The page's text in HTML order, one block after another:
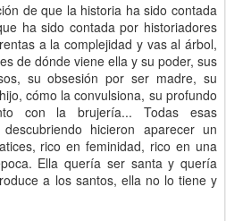
de que la historia ha sido contada
ha sido contada por historiadores
a la complejidad y vas al árbol,
de dónde viene ella y su poder, sus
su obsesión por ser madre, su
cómo la convulsiona, su profundo
con la brujería... Todas esas
hicieron aparecer un
rico en feminidad, rico en una
Ella quería ser santa y quería
a los santos, ella no lo tiene y